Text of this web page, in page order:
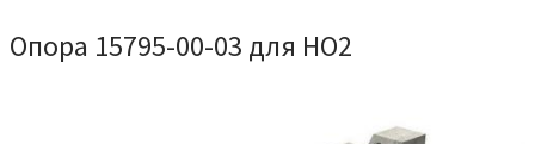
Опора 15795-00-03 для НО2